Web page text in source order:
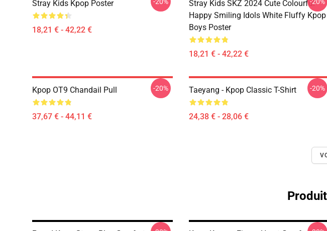
Stray Kids Kpop Poster
18,21 € - 42,22 €
Stray Kids SKZ 2024 Cute Colourful
Happy Smiling Idols White Fluffy Kpop
Boys Poster
18,21 € - 42,22 €
Kpop OT9 Chandail Pull
37,67 € - 44,11 €
-20% Taeyang - Kpop Classic T-Shirt
24,38 € - 28,06 €
-20%